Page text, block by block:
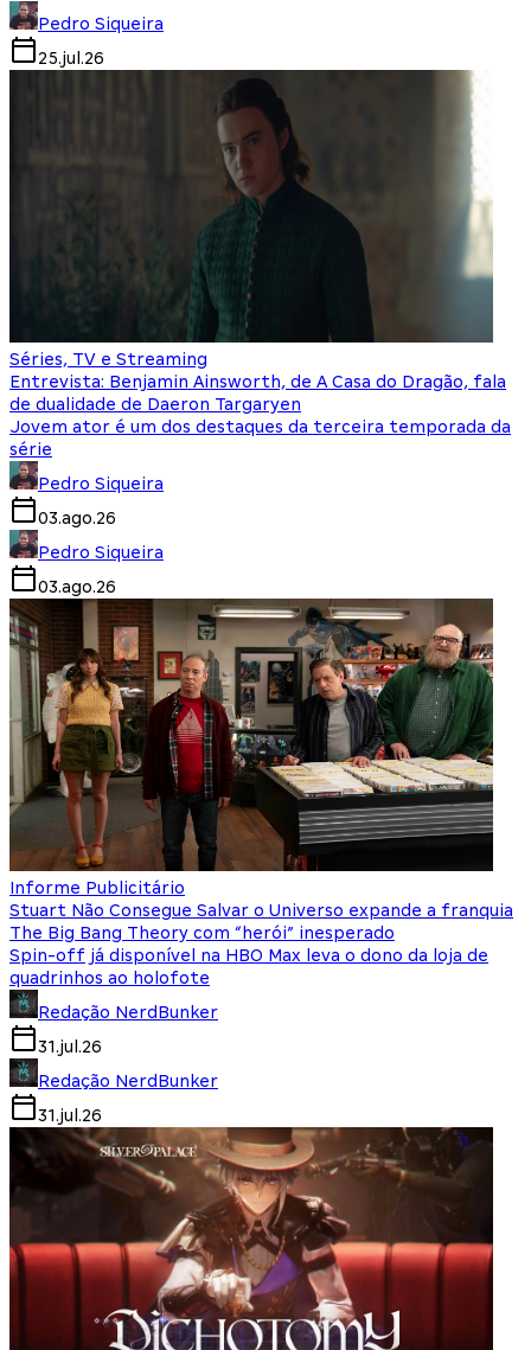
Pedro Siqueira
25.jul.26
Séries, TV e Streaming
Entrevista: Benjamin Ainsworth, de A Casa do Dragão, fala
de dualidade de Daeron Targaryen
Jovem ator é um dos destaques da terceira temporada da
série
Pedro Siqueira
03.ago.26
Pedro Siqueira
03.ago.26
Informe Publicitário
Stuart Não Consegue Salvar o Universo expande a franquia
The Big Bang Theory com “herói” inesperado
Spin-off já disponível na HBO Max leva o dono da loja de
quadrinhos ao holofote
Redação NerdBunker
31.jul.26
Redação NerdBunker
31.jul.26